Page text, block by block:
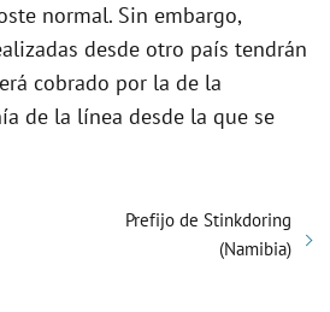
normal. Sin embargo,
desde otro país tendrán
cobrado por la de la
de la línea desde la que se
Prefijo de Stinkdoring
(Namibia)